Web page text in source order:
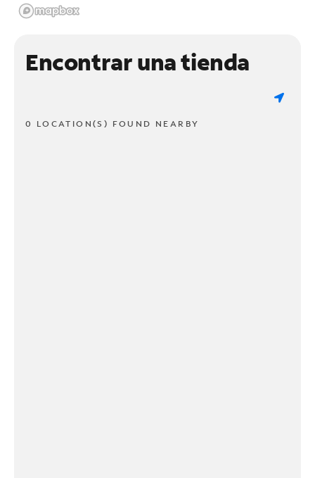
Encontrar una tienda
0 LOCATION(S) FOUND NEARBY